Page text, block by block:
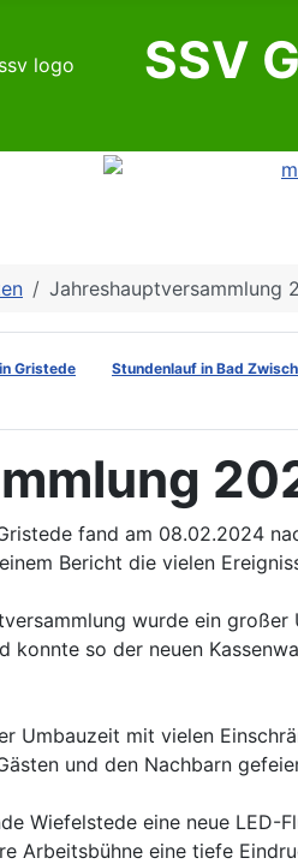
SSV
Jahreshauptversammlung
Gristede Stundenlauf in Bad
fand am 08.02.2024
Bericht die vielen
wurde ein
so der neuen
Umbauzeit mit vielen
und den Nachbarn
Wiefelstede eine neue
Arbeitsbühne eine tiefe